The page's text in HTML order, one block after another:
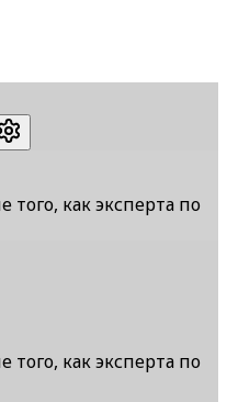
того, как эксперта по
того, как эксперта по